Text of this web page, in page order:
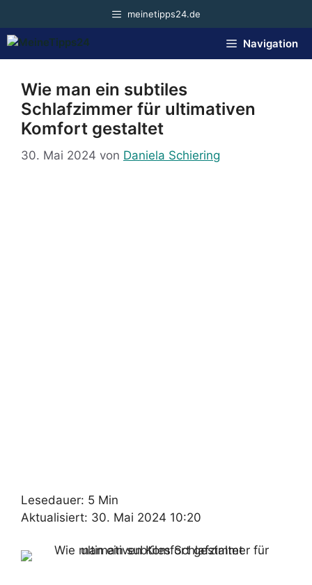
springen
meinetipps24.de
Navigation
Wie man ein subtiles
Schlafzimmer für ultimativen
Komfort gestaltet
30. Mai 2024 von Daniela Schiering
Lesedauer: 5 Min
Aktualisiert: 30. Mai 2024 10:20